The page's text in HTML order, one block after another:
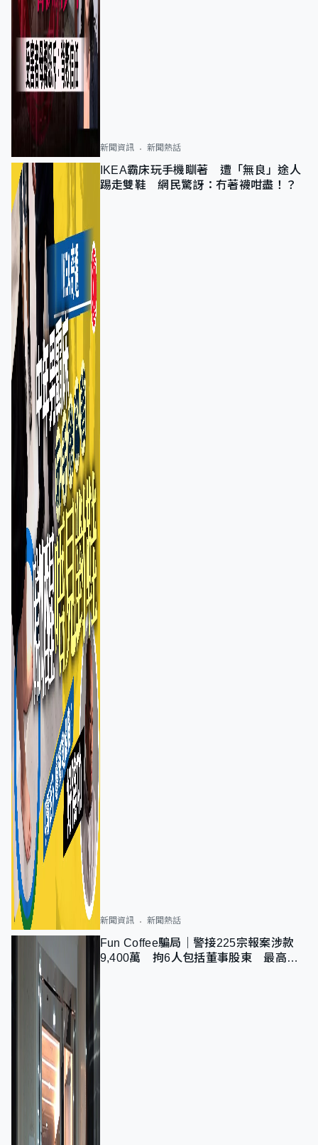
新聞資訊 新聞熱話
IKEA霸床玩手機瞓著 遭「無良」途人
踢走雙鞋 網民驚訝：冇著襪咁盡！？
新聞資訊 新聞熱話
Fun Coffee騙局｜警接225宗報案涉款
9,400萬 拘6人包括董事股東 最高金